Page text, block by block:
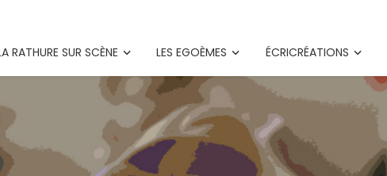
RATHURE SUR SCÈNE LES EGOÈMES ÉCRICRÉATIONS